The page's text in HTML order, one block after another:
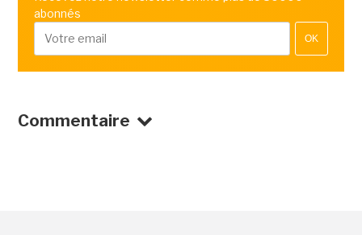
abonnés
OK
Commentaire